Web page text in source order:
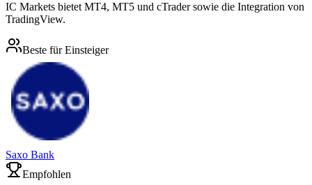
IC Markets bietet MT4, MT5 und cTrader sowie die Integration von
TradingView.
Beste für Einsteiger
Saxo Bank
Empfohlen